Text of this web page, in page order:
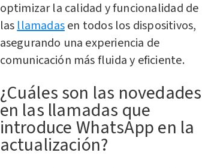
optimizar la calidad y funcionalidad de
lasllamadasen todos los dispositivos,
asegurando una experiencia de
comunicación más fluida y eficiente.
¿Cuáles son las novedades
en las llamadas que
introduce WhatsApp en la
actualización?